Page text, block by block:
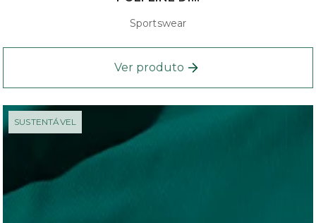
Sportswear
Ver produto
SUSTENTÁVEL